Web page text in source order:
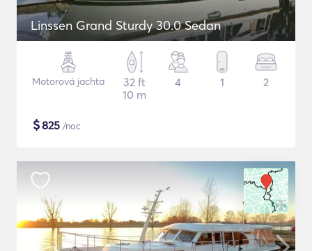
Linssen Grand Sturdy 30.0 Sedan
Motorová jachta
32 ft
10 m
4 1 2
$825 /noc